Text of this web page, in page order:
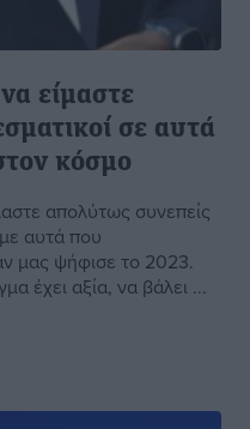
είμαστε
σε αυτά
κόσμο
απολύτως συνεπείς
αυτά που
μας ψήφισε το 2023.
έχει αξία, να βάλει ...